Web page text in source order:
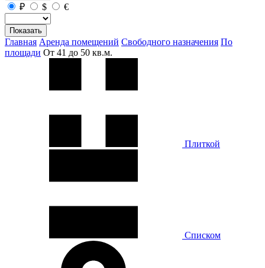
₽ $ €
Показать
Главная Аренда помещений Свободного назначения По
площади От 41 до 50 кв.м.
Плиткой
Списком